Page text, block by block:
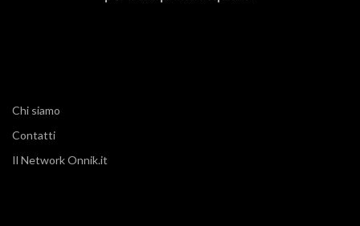
Chi siamo
Contatti
Il Network Onnik.it